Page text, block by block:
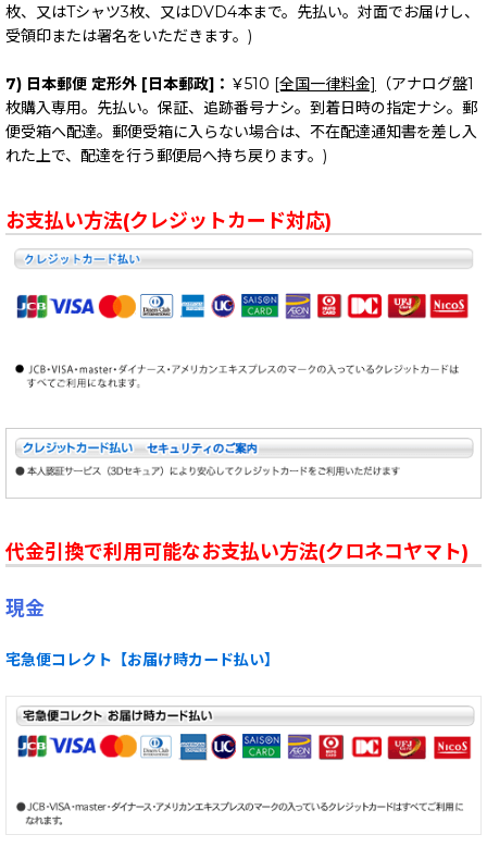
枚、又はTシャツ3枚、又はDVD4本まで。先払い。対面でお届けし、
受領印または署名をいただきます。)
7) 日本郵便 定形外 [日本郵政]： ￥510 [全国一律料金]
（アナログ盤1
枚購入専用。先払い。保証、追跡番号ナシ。到着日時の指定ナシ。郵
便受箱へ配達。郵便受箱に入らない場合は、不在配達通知書を差し入
れた上で、配達を行う郵便局へ持ち戻ります。)
お支払い方法(クレジットカード対応)
代金引換で利用可能なお支払い方法(クロネコヤマト)
現金
宅急便コレクト【お届け時カード払い】